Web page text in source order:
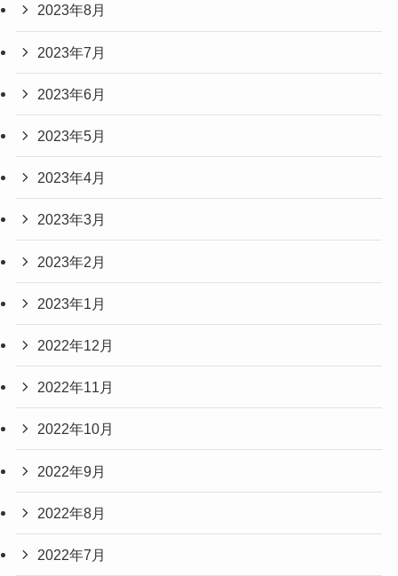
2023年8月
2023年7月
2023年6月
2023年5月
2023年4月
2023年3月
2023年2月
2023年1月
2022年12月
2022年11月
2022年10月
2022年9月
2022年8月
2022年7月